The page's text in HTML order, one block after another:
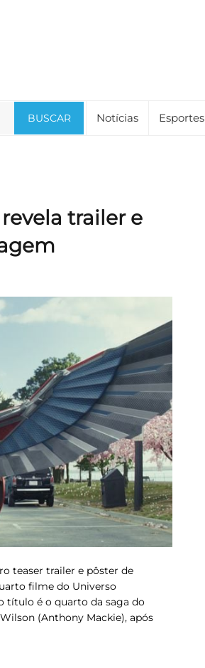
BUSCAR Notícias Esportes
trailer e
teaser trailer e pôster de
filme do Universo
título é o quarto da saga do
(Anthony Mackie), após